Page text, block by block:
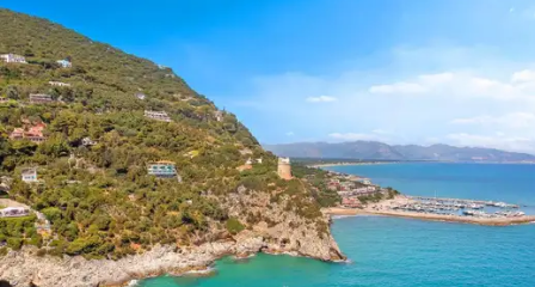
Üst katta, harici bir merdivenle bağlanan ve biri şömineli
olmak üzere iki adet ebeveyn banyolu yatak odası ve
denizin ve çevredeki Akdeniz çalılıklarının açık
manzarasına sahipözel bir terasbulunanek binayı
buluyoruz. Villanın toplamkapasitesi 14 yatak olup,
tüm aileyle yaşamak veya hatta gelir elde etmek için
ideal bir mülktür.